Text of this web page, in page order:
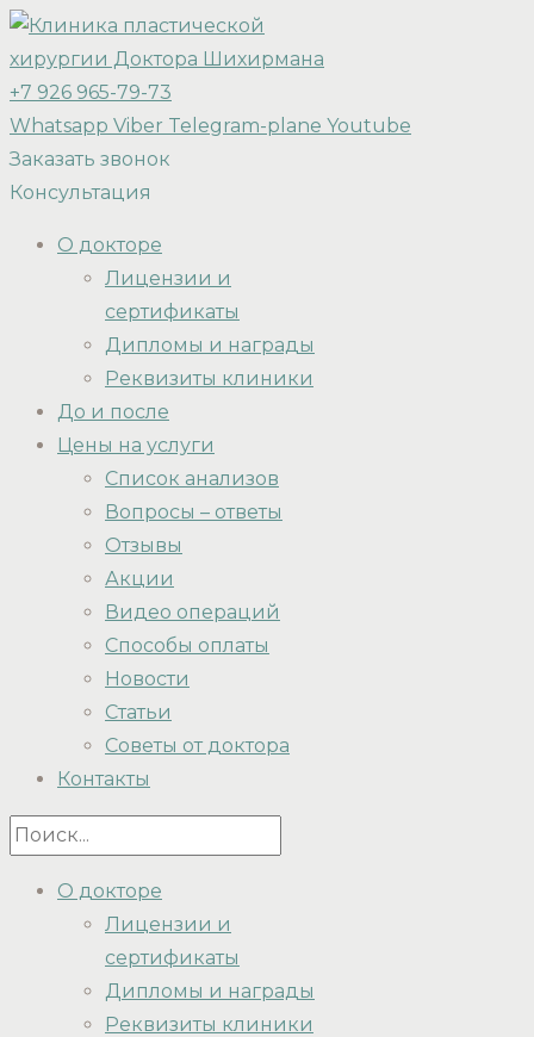
+7 926 965-79-73
Whatsapp Viber Telegram-plane Youtube
Заказать звонок
Консультация
О докторе
Лицензии и
сертификаты
Дипломы и награды
Реквизиты клиники
До и после
Цены на услуги
Список анализов
Вопросы – ответы
Отзывы
Акции
Видео операций
Способы оплаты
Новости
Статьи
Советы от доктора
Контакты
О докторе
Лицензии и
сертификаты
Дипломы и награды
Реквизиты клиники